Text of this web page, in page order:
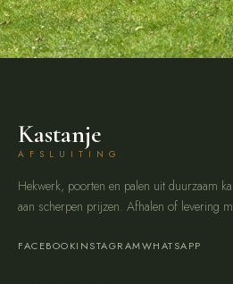
Kastanje
AFSLUITING
Hekwerk, poorten en palen uit duurzaam
aan scherpen prijzen. Afhalen of levering
FACEBOOKINSTAGRAMWHATSAPP